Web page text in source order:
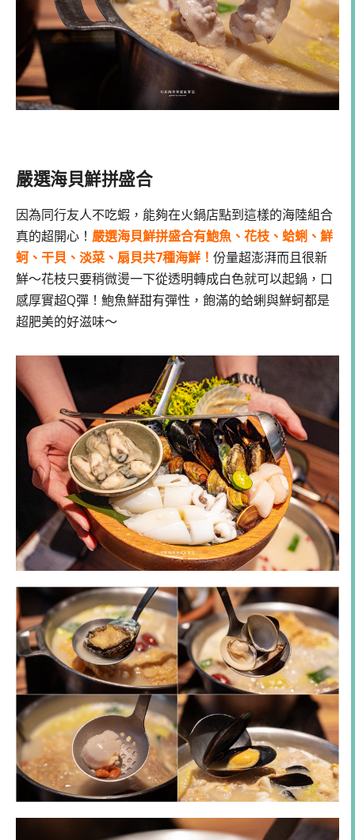
嚴選海貝鮮拼盛合
因為同行友人不吃蝦，能夠在火鍋店點到這樣的海陸組合
真的超開心！ 嚴選海貝鮮拼盛合有鮑魚、花枝、蛤蜊、鮮
蚵、干貝、淡菜、扇貝共7種海鮮！ 份量超澎湃而且很新
鮮～花枝只要稍微燙一下從透明轉成白色就可以起鍋，口
感厚實超Q彈！鮑魚鮮甜有彈性，飽滿的蛤蜊與鮮蚵都是
超肥美的好滋味～